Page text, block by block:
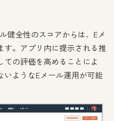
健全性のスコアからは、Eメ
す。アプリ内に提示される推
の評価を高めることによ
いようなEメール運用が可能